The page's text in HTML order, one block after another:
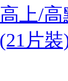
上/
片